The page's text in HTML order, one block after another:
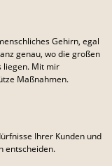
Gehirn, egal
genau, wo die großen
liegen. Mit mir
Maßnahmen.
Ihrer Kunden und
entscheiden.